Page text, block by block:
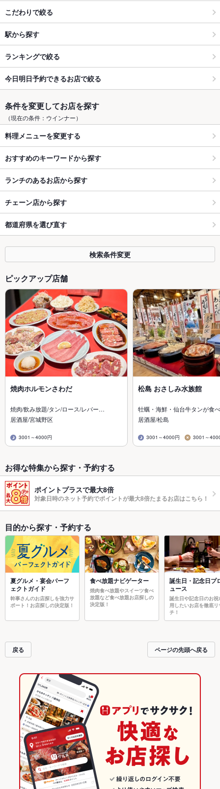
こだわりで絞る
駅から探す
ランキングで絞る
今日明日予約できるお店で絞る
条件を変更してお店を探す
（現在の条件：ウインナー）
料理メニューを変更する
おすすめのキーワードから探す
ランチのあるお店から探す
チェーン店から探す
都道府県を選び直す
検索条件変更
ピックアップ店舗
焼肉ホルモンさわだ
焼肉/飲み放題/タン/ロース/レバー…
居酒屋/宮城野区
3001～4000円
松島 おさしみ水族館
牡蠣・海鮮・仙台牛タンが食
居酒屋/松島
3001～4000円 3001～
お得な特集から探す・予約する
ポイントプラスで最大8倍
対象日時のネット予約でポイントが最大8倍たまるお店はこちら！
目的から探す・予約する
夏グルメ・宴会パーフ
ェクトガイド
幹事さんのお店探しを強力サ
ポート！お店探しの決定版！
食べ放題ナビゲーター
焼肉食べ放題やスイーツ食べ
放題など食べ放題お店探しの
決定版！
誕生日・記念日プ
ュース
誕生日や記念日のお祝
用したいお店を徹底リ
チ！
戻る ページの先頭へ戻る